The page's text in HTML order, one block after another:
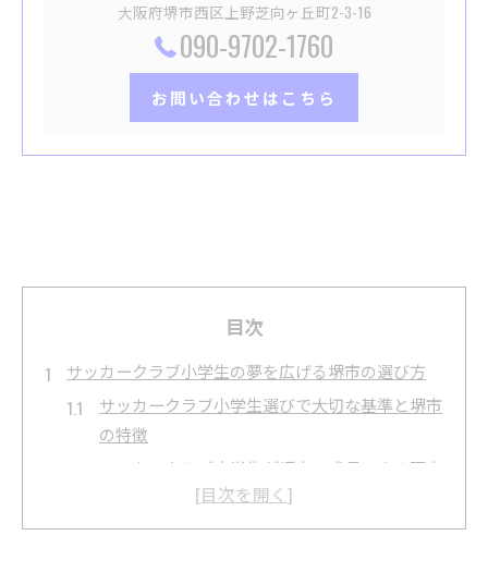
大阪府堺市西区上野芝向ヶ丘町2-3-16
090-9702-1760
お問い合わせはこちら
目次
サッカークラブ小学生の夢を広げる堺市の選び方
サッカークラブ小学生選びで大切な基準と堺市
の特徴
サッカークラブ小学生が堺市で成長できる理由
初心者も安心できるサッカークラブ小学生の見